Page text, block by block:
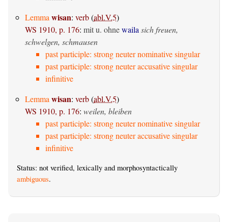
Lemma wisan: verb(abl.V.5)
WS 1910, p. 176: mit u. ohnewaila sich freuen,
schwelgen, schmausen
past participle: strong neuter nominative singular
past participle: strong neuter accusative singular
infinitive
Lemma wisan: verb(abl.V.5)
WS 1910, p. 176: weilen, bleiben
past participle: strong neuter nominative singular
past participle: strong neuter accusative singular
infinitive
Status: not verified, lexically and morphosyntactically
ambiguous.